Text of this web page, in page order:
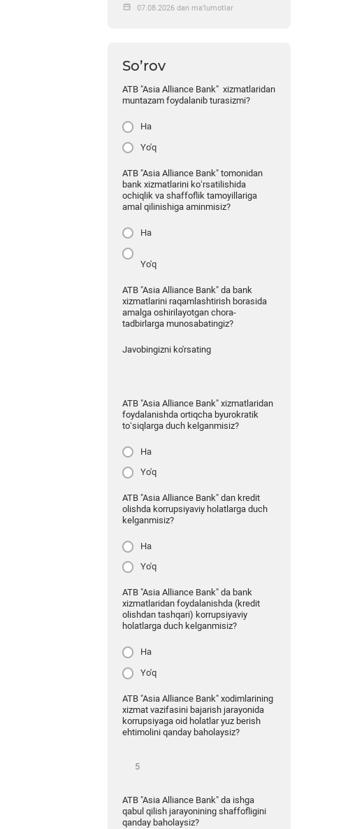
07.08.2026 dan ma’lumotlar
So’rov
ATB "Asia Alliance Bank" xizmatlaridan
muntazam foydalanib turasizmi?
Ha
Yo'q
ATB "Asia Alliance Bank" tomonidan
bank xizmatlarini ko‘rsatilishida
ochiqlik va shaffoflik tamoyillariga
amal qilinishiga aminmisiz?
Ha
Yo'q
ATB "Asia Alliance Bank" da bank
xizmatlarini raqamlashtirish borasida
amalga oshirilayotgan chora-
tadbirlarga munosabatingiz?
Javobingizni ko'rsating
ATB "Asia Alliance Bank" xizmatlaridan
foydalanishda ortiqcha byurokratik
to‘siqlarga duch kelganmisiz?
Ha
Yo'q
ATB "Asia Alliance Bank" dan kredit
olishda korrupsiyaviy holatlarga duch
kelganmisiz?
Ha
Yo'q
ATB "Asia Alliance Bank" da bank
xizmatlaridan foydalanishda (kredit
olishdan tashqari) korrupsiyaviy
holatlarga duch kelganmisiz?
Ha
Yo'q
ATB "Asia Alliance Bank" xodimlarining
xizmat vazifasini bajarish jarayonida
korrupsiyaga oid holatlar yuz berish
ehtimolini qanday baholaysiz?
ATB "Asia Alliance Bank" da ishga
qabul qilish jarayonining shaffofligini
qanday baholaysiz?